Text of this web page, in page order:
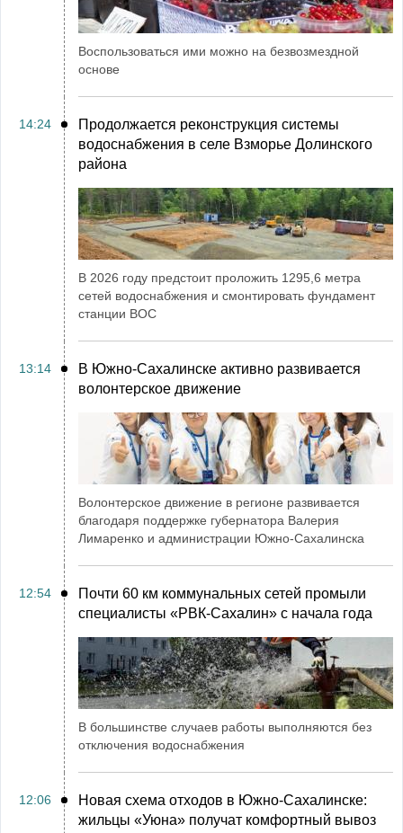
Воспользоваться ими можно на безвозмездной
основе
14:24
Продолжается реконструкция системы
водоснабжения в селе Взморье Долинского
района
В 2026 году предстоит проложить 1295,6 метра
сетей водоснабжения и смонтировать фундамент
станции ВОС
13:14
В Южно-Сахалинске активно развивается
волонтерское движение
Волонтерское движение в регионе развивается
благодаря поддержке губернатора Валерия
Лимаренко и администрации Южно-Сахалинска
12:54
Почти 60 км коммунальных сетей промыли
специалисты «РВК‑Сахалин» с начала года
В большинстве случаев работы выполняются без
отключения водоснабжения
12:06
Новая схема отходов в Южно-Сахалинске:
жильцы «Уюна» получат комфортный вывоз